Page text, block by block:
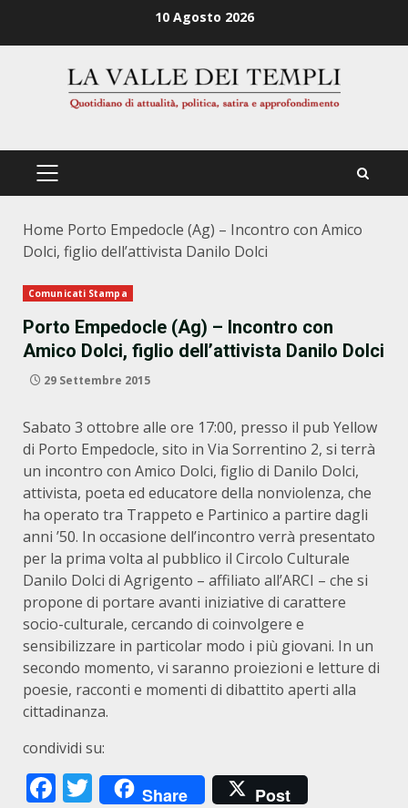
10 Agosto 2026
PRIMÄRES
Home Porto Empedocle (Ag) – Incontro con Amico
Dolci, figlio dell’attivista Danilo Dolci
Comunicati Stampa
Porto Empedocle (Ag) – Incontro con
Amico Dolci, figlio dell’attivista Danilo Dolci
29 Settembre 2015
Sabato 3 ottobre alle ore 17:00, presso il pub Yellow
di Porto Empedocle, sito in Via Sorrentino 2, si terrà
un incontro con Amico Dolci, figlio di Danilo Dolci,
attivista, poeta ed educatore della nonviolenza, che
ha operato tra Trappeto e Partinico a partire dagli
anni ’50. In occasione dell’incontro verrà presentato
per la prima volta al pubblico il Circolo Culturale
Danilo Dolci di Agrigento – affiliato all’ARCI – che si
propone di portare avanti iniziative di carattere
socio-culturale, cercando di coinvolgere e
sensibilizzare in particolar modo i più giovani. In un
secondo momento, vi saranno proiezioni e letture di
poesie, racconti e momenti di dibattito aperti alla
cittadinanza.
condividi su:
Facebook
Twitter
Share Post